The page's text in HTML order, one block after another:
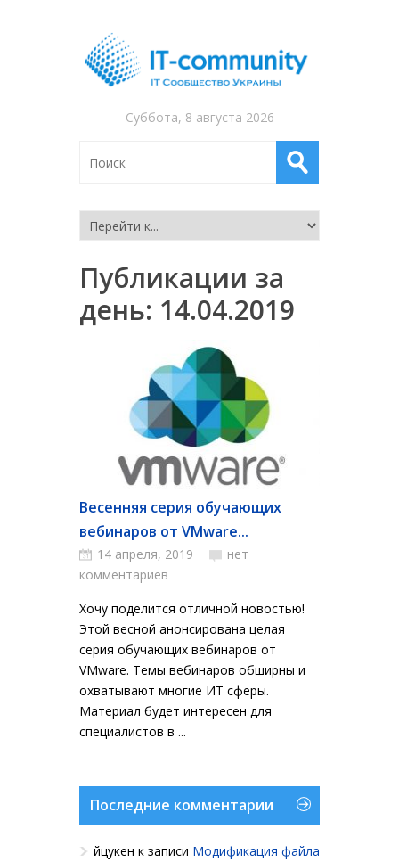
Суббота, 8 августа 2026
Публикации за
день: 14.04.2019
Весенняя серия обучающих
вебинаров от VMware...
14 апреля, 2019
нет
комментариев
Хочу поделится отличной новостью!
Этой весной анонсирована целая
серия обучающих вебинаров от
VMware. Темы вебинаров обширны и
охватывают многие ИТ сферы.
Материал будет интересен для
специалистов в ...
Последние комментарии
йцукен к записи Модификация файла